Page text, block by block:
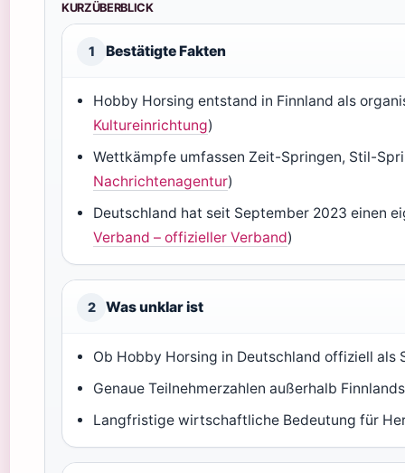
KURZÜBERBLICK
1 Bestätigte Fakten
Hobby Horsing entstand in Finnland als
Kultureinrichtung)
Wettkämpfe umfassen Zeit-Springen, Stil-
Nachrichtenagentur)
Deutschland hat seit September 2023 einen
Verband – offizieller Verband)
2 Was unklar ist
Ob Hobby Horsing in Deutschland offiziell
Genaue Teilnehmerzahlen außerhalb Finnlands
Langfristige wirtschaftliche Bedeutung für